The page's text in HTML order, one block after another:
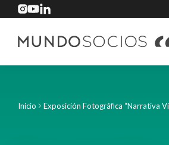
Inicio Exposición Fotográfica “Narrativa